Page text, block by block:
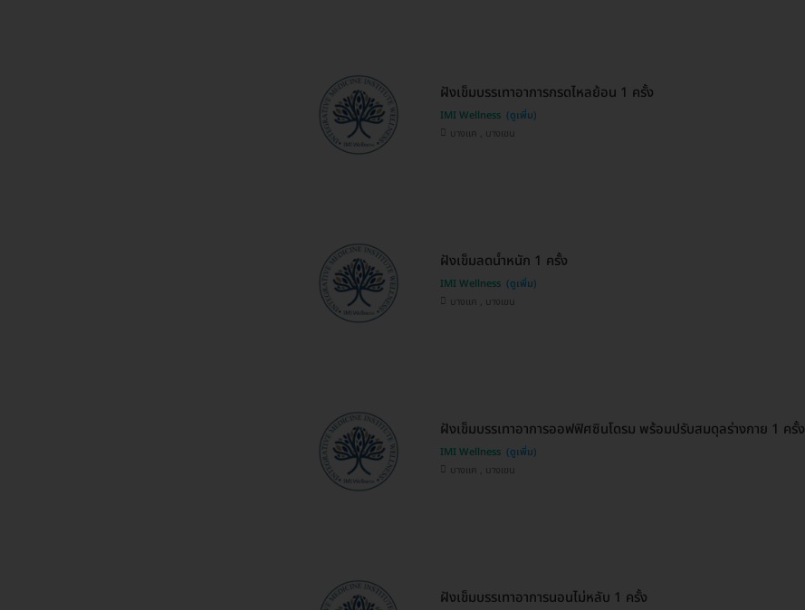
ฝังเข็มบรรเทาอาการกรดไหลย้อน 1 ครั้ง
IMI Wellness
บางแค , บางเขน
ฝังเข็มลดน้ำหนัก 1 ครั้ง
IMI Wellness
บางแค , บางเขน
ฝังเข็มบรรเทาอาการออฟฟิศซินโดรม พร้อมปรับสมดุลร่างกาย 1 ครั้ง
IMI Wellness
บางแค , บางเขน
ฝังเข็มบรรเทาอาการนอนไม่หลับ 1 ครั้ง